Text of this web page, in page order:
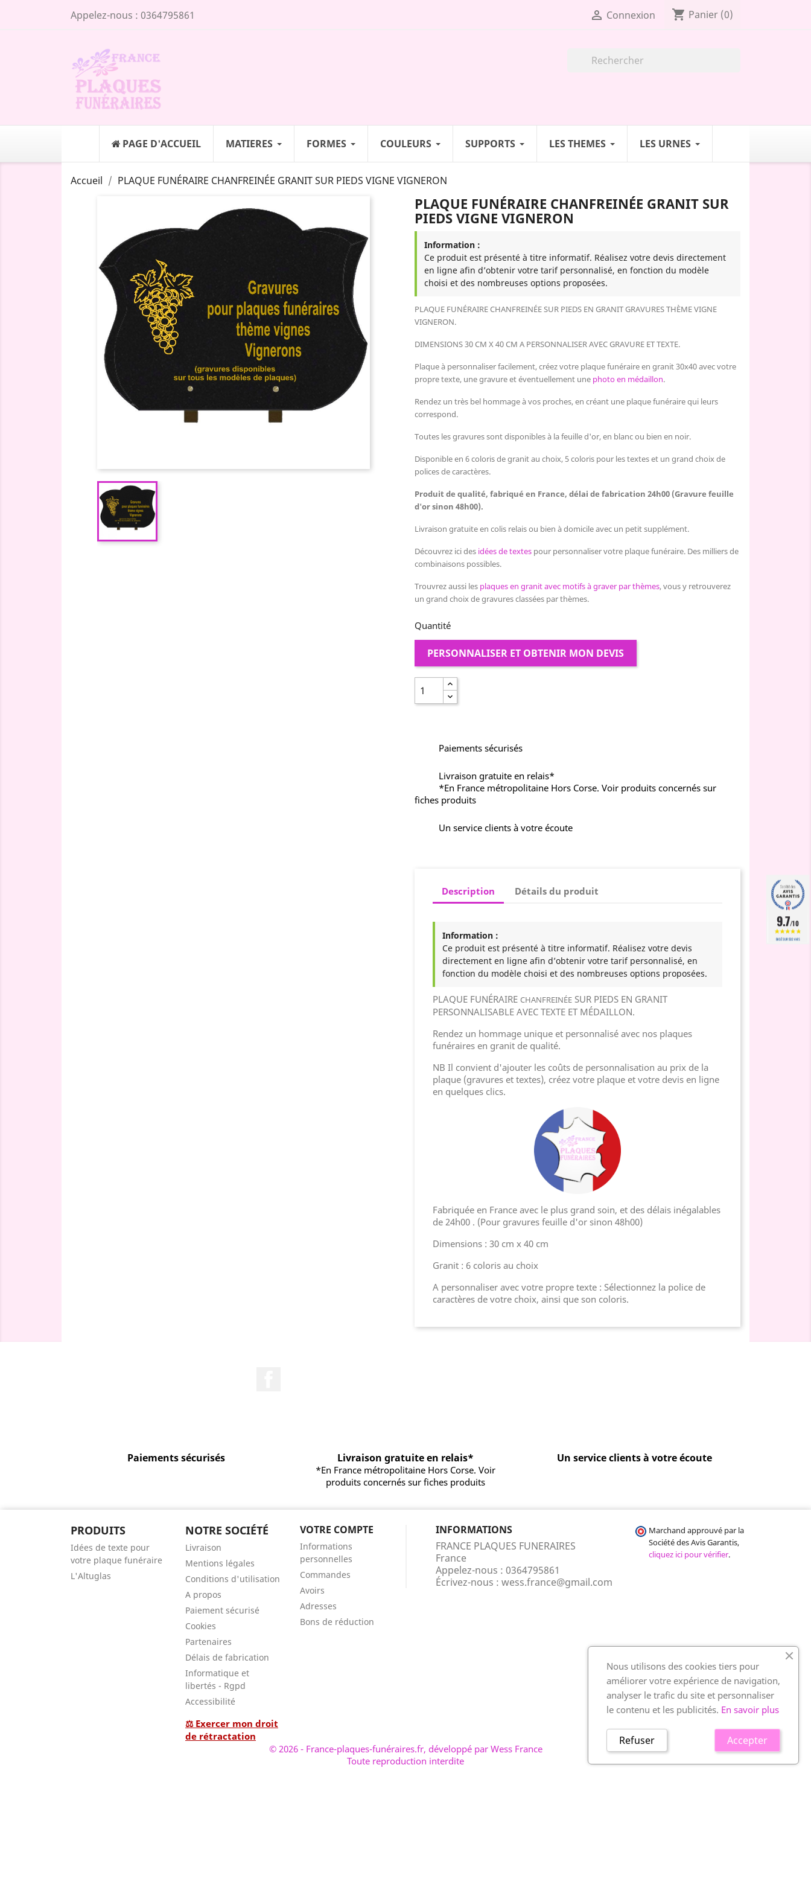
Appelez-nous : 0364795861  Connexion shopping_cart Panier (0)
PAGE D'ACCUEIL MATIERES FORMES COULEURS SUPPORTS LES THEMES LES URNES
Accueil PLAQUE FUNÉRAIRE CHANFREINÉE GRANIT SUR PIEDS VIGNE VIGNERON
PLAQUE FUNÉRAIRE CHANFREINÉE GRANIT SUR
PIEDS VIGNE VIGNERON
Information :
Ce produit est présenté à titre informatif. Réalisez votre devis directement
en ligne afin d’obtenir votre tarif personnalisé, en fonction du modèle
choisi et des nombreuses options proposées.
PLAQUE FUNÉRAIRE CHANFREINÉESUR PIEDS EN GRANIT GRAVURES THÈME VIGNE
VIGNERON.
DIMENSIONS 30 CM X 40 CM A PERSONNALISER AVEC GRAVURE ET TEXTE.
Plaque à personnaliser facilement, créez votre plaque funéraire en granit 30x40 avec votre
propre texte, une gravure et éventuellement une photo en médaillon.
Rendez un très bel hommage à vos proches, en créant une plaque funéraire qui leurs
correspond.
Toutes les gravures sont disponibles à la feuille d'or, en blanc ou bien en noir.
Disponible en 6 coloris de granit au choix, 5 coloris pour les textes et un grand choix de
polices de caractères.
Produit de qualité, fabriqué en France, délai de fabrication 24h00 (Gravure feuille
d'or sinon 48h00).
Livraison gratuite en colis relais ou bien à domicile avec un petit supplément.
Découvrez ici des idées de textes pour personnaliser votre plaque funéraire. Des milliers de
combinaisons possibles.
Trouvrez aussi les plaques en granit avec motifs à graver par thèmes, vous y retrouverez
un grand choix de gravures classées par thèmes.
Quantité
PERSONNALISER ET OBTENIR MON DEVIS
Paiements sécurisés
Livraison gratuite en relais*
*En France métropolitaine Hors Corse. Voir produits concernés sur
fiches produits
Un service clients à votre écoute
Description Détails du produit
Information :
Ce produit est présenté à titre informatif. Réalisez votre devis
directement en ligne afin d’obtenir votre tarif personnalisé, en
fonction du modèle choisi et des nombreuses options proposées.
PLAQUE FUNÉRAIRE CHANFREINÉE SUR PIEDS EN GRANIT
PERSONNALISABLE AVEC TEXTE ET MÉDAILLON.
Rendez un hommage unique et personnalisé avec nos plaques
funéraires en granit de qualité.
NB Il convient d'ajouter les coûts de personnalisation au prix de la
plaque (gravures et textes), créez votre plaque et votre devis en ligne
en quelques clics.
Fabriquée en France avec le plus grand soin, et des délais inégalables
de 24h00 . (Pour gravures feuille d'or sinon 48h00)
Dimensions : 30 cm x 40 cm
Granit : 6 coloris au choix
A personnaliser avec votre propre texte : Sélectionnez la police de
caractères de votre choix, ainsi que son coloris.
Paiements sécurisés Livraison gratuite en relais*
*En France métropolitaine Hors Corse. Voir
produits concernés sur fiches produits
Un service clients à votre écoute
PRODUITS
Idées de texte pour
votre plaque funéraire
L'Altuglas
NOTRE SOCIÉTÉ
Livraison
Mentions légales
Conditions d'utilisation
A propos
Paiement sécurisé
Cookies
Partenaires
Délais de fabrication
Informatique et
libertés - Rgpd
Accessibilité
⚖ Exercer mon droit
de rétractation
VOTRE COMPTE
Informations
personnelles
Commandes
Avoirs
Adresses
Bons de réduction
INFORMATIONS
FRANCE PLAQUES FUNERAIRES
France
Appelez-nous : 0364795861
Écrivez-nous : wess.france@gmail.com
Marchand approuvé par la
Société des Avis Garantis,
cliquez ici pour vérifier.
© 2026 - France-plaques-funéraires.fr, développé par Wess France
Toute reproduction interdite
Nous utilisons des cookies tiers pour
améliorer votre expérience de navigation,
analyser le trafic du site et personnaliser
le contenu et les publicités. En savoir plus
Accepter
Refuser
9.7/10
BASÉ SUR 502 AVIS